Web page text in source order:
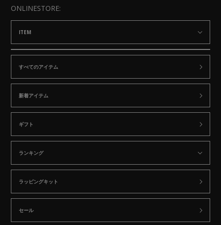
ONLINESTORE:
ITEM
すべてのアイテム
新着アイテム
ギフト
ランキング
ラッピングキット
セール